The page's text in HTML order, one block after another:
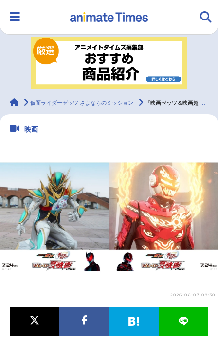
ランキング アニメ
ラジオ グッズ
配信・Vtuber トレンド 無料マンガ
最新記事一覧
アニメ記事一覧 声優記事一覧
アニメ映画一覧 実写化映画一覧
今期アニメ曜日別一覧
男性声優/女性声優一覧
animateTimes
仮面ライダーゼッツ さよならのミッション 『映画ゼッツ＆映画超ギャバン』映画限定フォーム解禁！第1弾入場者特典も公開
映画
2026-06-07 09:30